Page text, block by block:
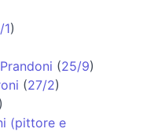
)
(25/9)
(27/2)
)
(pittore e